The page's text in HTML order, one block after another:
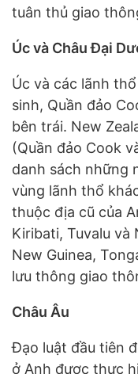
tuân thủ giao
Úc và Châu Đại
Úc và các lãnh
sinh, Quần đảo
bên trái. New
(Quần đảo Cook
danh sách những
vùng lãnh thổ
thuộc địa cũ của
Kiribati, Tuvalu và
New Guinea,
lưu thông giao
Châu Âu
Đạo luật đầu tiên
ở Anh được thực